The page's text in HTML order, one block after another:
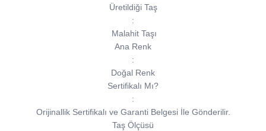
Üretildiği Taş
:
Malahit Taşı
Ana Renk
:
Doğal Renk
Sertifikalı Mı?
:
Orijinallik Sertifikalı ve Garanti Belgesi İle Gönderilir.
Taş Ölçüsü